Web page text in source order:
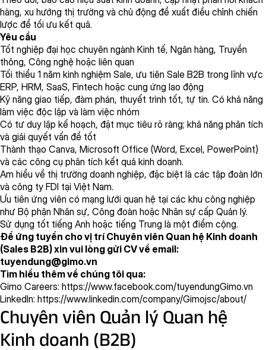
hàng, xu hướng thị trường và chủ động đề xuất điều chỉnh chiến
lược để tối ưu kết quả.
Yêu cầu
Tốt nghiệp đại học chuyên ngành Kinh tế, Ngân hàng, Truyền
thông, Công nghệ hoặc liên quan
Tối thiểu 1 năm kinh nghiệm Sale, ưu tiên Sale B2B trong lĩnh vực
ERP, HRM, SaaS, Fintech hoặc cung ứng lao động
Kỹ năng giao tiếp, đàm phán, thuyết trình tốt, tự tin. Có khả năng
làm việc độc lập và làm việc nhóm
Có tư duy lập kế hoạch, đặt mục tiêu rõ ràng; khả năng phân tích
và giải quyết vấn đề tốt
Thành thạo Canva, Microsoft Office (Word, Excel, PowerPoint)
và các công cụ phân tích kết quả kinh doanh.
Am hiểu về thị trường doanh nghiệp, đặc biệt là các tập đoàn lớn
và công ty FDI tại Việt Nam.
Ưu tiên ứng viên có mạng lưới quan hệ tại các khu công nghiệp
như Bộ phận Nhân sự, Công đoàn hoặc Nhân sự cấp Quản lý.
Sử dụng tốt tiếng Anh hoặc tiếng Trung là một điểm cộng.
Để ứng tuyển cho vị trí Chuyên viên Quan hệ Kinh doanh
(Sales B2B) xin vui lòng gửi CV về email:
tuyendung@gimo.vn
Tìm hiểu thêm về chúng tôi qua:
Gimo Careers: https://www.facebook.com/tuyendungGimo.vn
LinkedIn: https://www.linkedin.com/company/Gimojsc/about/
Chuyên viên Quản lý Quan hệ
Kinh doanh (B2B)